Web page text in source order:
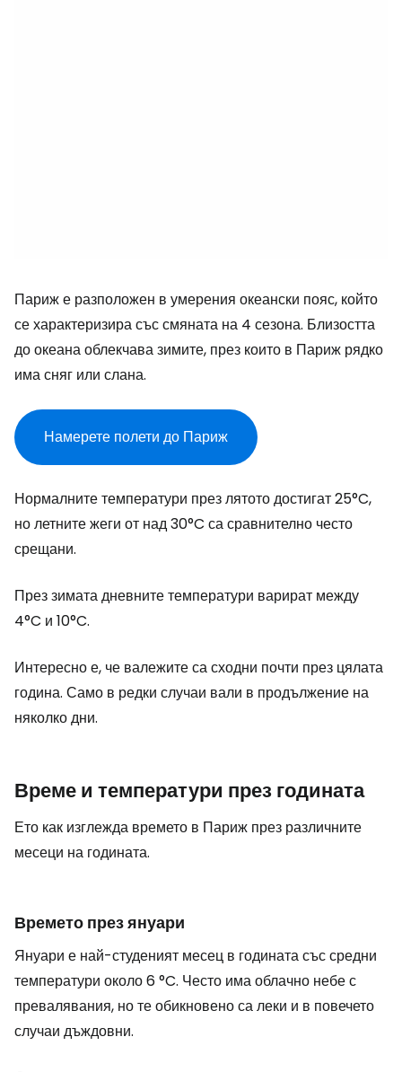
Париж е разположен в умерения океански пояс, който
се характеризира със смяната на 4 сезона. Близостта
до океана облекчава зимите, през които в Париж рядко
има сняг или слана.
Намерете полети до Париж
Нормалните температури през лятото достигат 25°C,
но летните жеги от над 30°C са сравнително често
срещани.
През зимата дневните температури варират между
4°C и 10°C.
Интересно е, че валежите са сходни почти през цялата
година. Само в редки случаи вали в продължение на
няколко дни.
Време и температури през годината
Ето как изглежда времето в Париж през различните
месеци на годината.
Времето през януари
Януари е най-студеният месец в годината със средни
температури около 6 °C. Често има облачно небе с
превалявания, но те обикновено са леки и в повечето
случаи дъждовни.